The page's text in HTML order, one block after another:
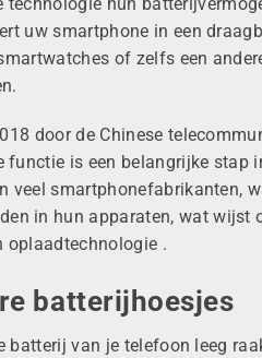
uw smartphone in een
of zelfs een
door de Chinese
functie is een belangrijke stap
veel smartphonefabrikanten,
in hun apparaten, wat wijst
oplaadtechnologie .
batterijhoesjes
batterij van je telefoon leeg